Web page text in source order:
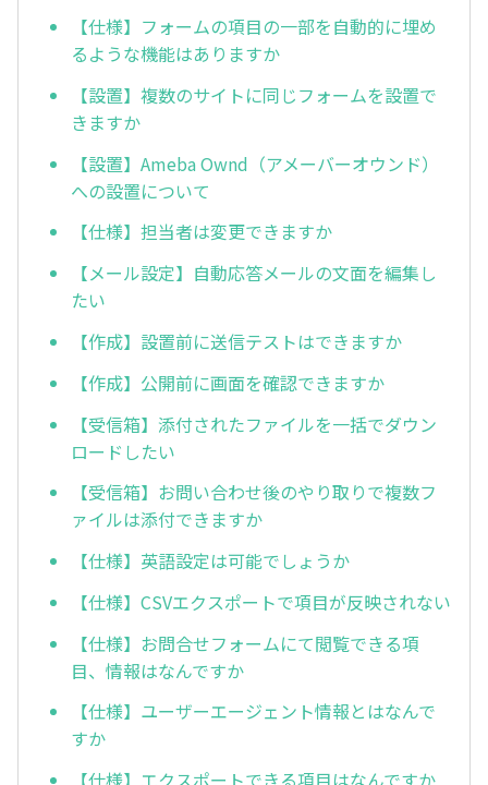
【仕様】フォームの項目の一部を自動的に埋め
るような機能はありますか
【設置】複数のサイトに同じフォームを設置で
きますか
【設置】Ameba Ownd（アメーバーオウンド）
への設置について
【仕様】担当者は変更できますか
【メール設定】自動応答メールの文面を編集し
たい
【作成】設置前に送信テストはできますか
【作成】公開前に画面を確認できますか
【受信箱】添付されたファイルを一括でダウン
ロードしたい
【受信箱】お問い合わせ後のやり取りで複数フ
ァイルは添付できますか
【仕様】英語設定は可能でしょうか
【仕様】CSVエクスポートで項目が反映されない
【仕様】お問合せフォームにて閲覧できる項
目、情報はなんですか
【仕様】ユーザーエージェント情報とはなんで
すか